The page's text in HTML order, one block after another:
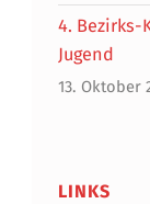
4. Bezirks-
Jugend
13. Oktober
LINKS